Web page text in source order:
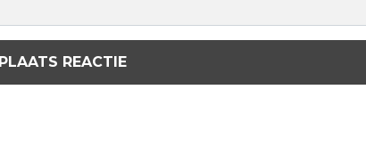
PLAATS REACTIE